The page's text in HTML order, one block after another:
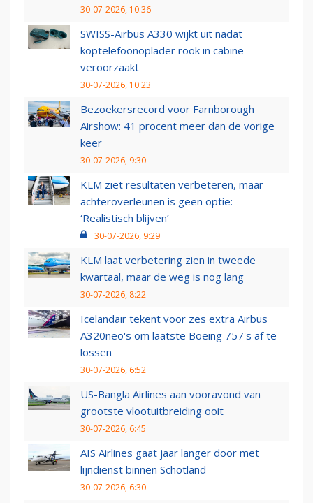
30-07-2026, 10:36
SWISS-Airbus A330 wijkt uit nadat
koptelefoonoplader rook in cabine
veroorzaakt
30-07-2026, 10:23
Bezoekersrecord voor Farnborough
Airshow: 41 procent meer dan de vorige
keer
30-07-2026, 9:30
KLM ziet resultaten verbeteren, maar
achteroverleunen is geen optie:
‘Realistisch blijven’
30-07-2026, 9:29
KLM laat verbetering zien in tweede
kwartaal, maar de weg is nog lang
30-07-2026, 8:22
Icelandair tekent voor zes extra Airbus
A320neo's om laatste Boeing 757's af te
lossen
30-07-2026, 6:52
US-Bangla Airlines aan vooravond van
grootste vlootuitbreiding ooit
30-07-2026, 6:45
AIS Airlines gaat jaar langer door met
lijndienst binnen Schotland
30-07-2026, 6:30